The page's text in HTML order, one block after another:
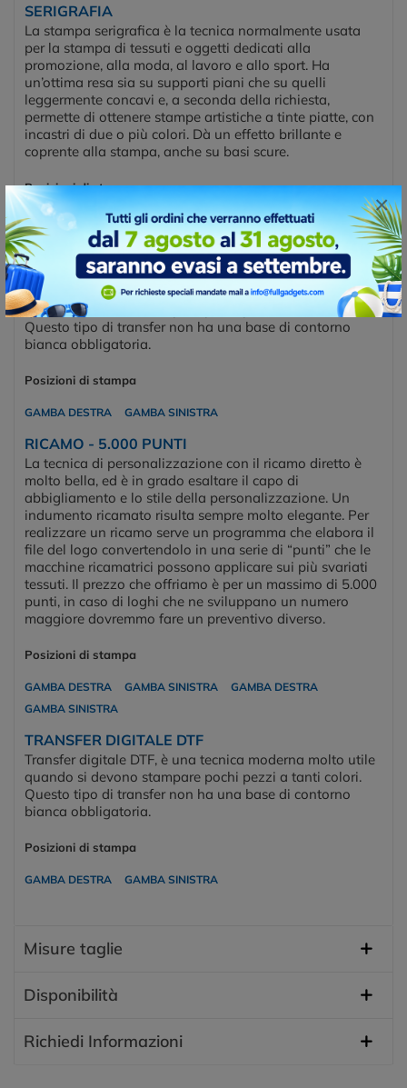
×
SERIGRAFIA
La stampa serigrafica è la tecnica normalmente usata
per la stampa di tessuti e oggetti dedicati alla
promozione, alla moda, al lavoro e allo sport. Ha
un’ottima resa sia su supporti piani che su quelli
leggermente concavi e, a seconda della richiesta,
permette di ottenere stampe artistiche a tinte piatte, con
incastri di due o più colori. Dà un effetto brillante e
coprente alla stampa, anche su basi scure.
Posizioni di stampa
GAMBA DESTRA GAMBA SINISTRA
GAMBA DESTRA
GAMBA SINISTRA
TRANSFER DIGITALE DTF
Transfer digitale DTF, è una tecnica moderna molto utile
quando si devono stampare pochi pezzi a tanti colori.
Questo tipo di transfer non ha una base di contorno
bianca obbligatoria.
Posizioni di stampa
GAMBA DESTRA GAMBA SINISTRA
RICAMO - 5.000 PUNTI
La tecnica di personalizzazione con il ricamo diretto è
molto bella, ed è in grado esaltare il capo di
abbigliamento e lo stile della personalizzazione. Un
indumento ricamato risulta sempre molto elegante. Per
realizzare un ricamo serve un programma che elabora il
file del logo convertendolo in una serie di “punti” che le
macchine ricamatrici possono applicare sui più svariati
tessuti. Il prezzo che offriamo è per un massimo di 5.000
punti, in caso di loghi che ne sviluppano un numero
maggiore dovremmo fare un preventivo diverso.
Posizioni di stampa
GAMBA DESTRA GAMBA SINISTRA
GAMBA DESTRA
GAMBA SINISTRA
TRANSFER DIGITALE DTF
Transfer digitale DTF, è una tecnica moderna molto utile
quando si devono stampare pochi pezzi a tanti colori.
Questo tipo di transfer non ha una base di contorno
bianca obbligatoria.
Posizioni di stampa
GAMBA DESTRA GAMBA SINISTRA
Misure taglie
Disponibilità
Richiedi Informazioni